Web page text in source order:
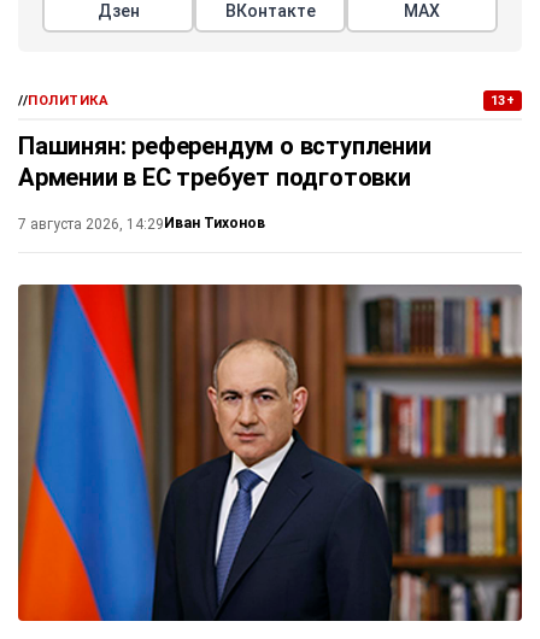
Дзен ВКонтакте МАХ
//ПОЛИТИКА 13+
Пашинян: референдум о вступлении
Армении в ЕС требует подготовки
7 августа 2026, 14:29 Иван Тихонов